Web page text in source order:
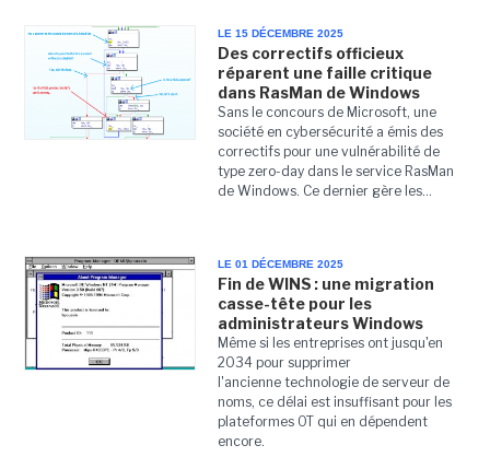
LE 15 DÉCEMBRE 2025
Des correctifs officieux
réparent une faille critique
dans RasMan de Windows
Sans le concours de Microsoft, une
société en cybersécurité a émis des
correctifs pour une vulnérabilité de
type zero-day dans le service RasMan
de Windows. Ce dernier gère les...
LE 01 DÉCEMBRE 2025
Fin de WINS : une migration
casse-tête pour les
administrateurs Windows
Même si les entreprises ont jusqu'en
2034 pour supprimer
l'ancienne technologie de serveur de
noms, ce délai est insuffisant pour les
plateformes OT qui en dépendent
encore.